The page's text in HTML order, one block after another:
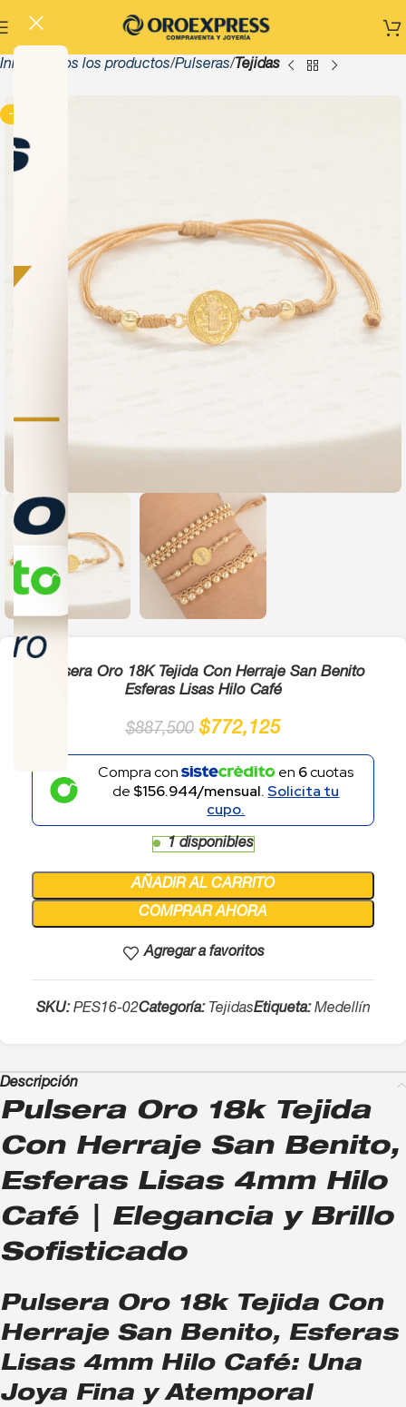
Inicio Todos los productos Pulseras Tejidas
-13%
Pulsera Oro 18K Tejida Con Herraje San Benito
Esferas Lisas Hilo Café
$887,500 $772,125
Compra con en 6cuotas
de $156.944/mensual.Solicita tu
cupo.
1 disponibles
AÑADIR AL CARRITO
COMPRAR AHORA
Agregar a favoritos
SKU:PES16-02Categoría: TejidasEtiqueta: Medellín
Descripción
Pulsera Oro 18k Tejida
Con Herraje San Benito,
Esferas Lisas 4mm Hilo
Café | Elegancia y Brillo
Sofisticado
Pulsera Oro 18k Tejida Con
Herraje San Benito, Esferas
Lisas 4mm Hilo Café: Una
Joya Fina y Atemporal